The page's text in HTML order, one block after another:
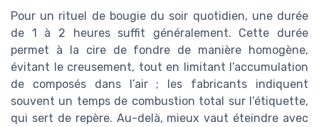
Pour un rituel de bougie du soir quotidien, une durée
de 1 à 2 heures suffit généralement. Cette durée
permet à la cire de fondre de manière homogène,
évitant le creusement, tout en limitant l’accumulation
de composés dans l’air ; les fabricants indiquent
souvent un temps de combustion total sur l’étiquette,
qui sert de repère. Au-delà, mieux vaut éteindre avec